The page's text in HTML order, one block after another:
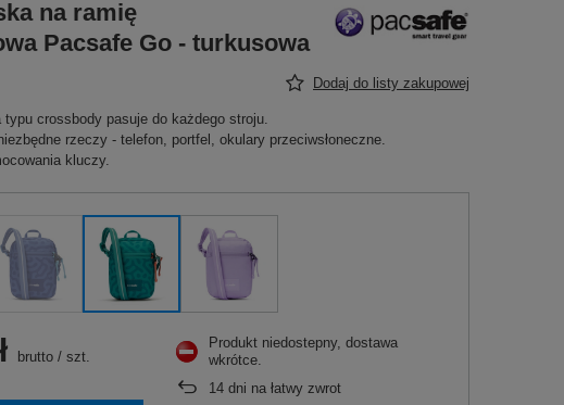
na ramię
Pacsafe Go - turkusowa
Dodaj do listy zakupowej
typu crossbody pasuje do każdego stroju.
rzeczy - telefon, portfel, okulary przeciwsłoneczne.
kluczy.
brutto / szt.
Produkt niedostepny, dostawa
wkrótce
14 dni na łatwy zwrot